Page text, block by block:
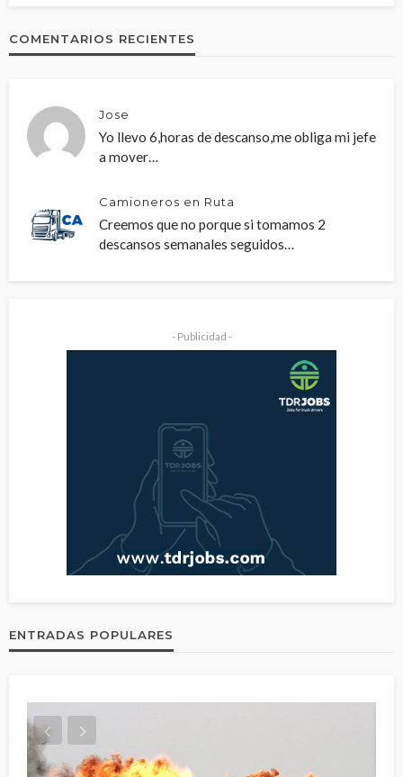
COMENTARIOS RECIENTES
Jose
Yo llevo 6,horas de descanso,me obliga mi jefe
a mover…
Camioneros en Ruta
Creemos que no porque si tomamos 2
descansos semanales seguidos…
- Publicidad -
ENTRADAS POPULARES